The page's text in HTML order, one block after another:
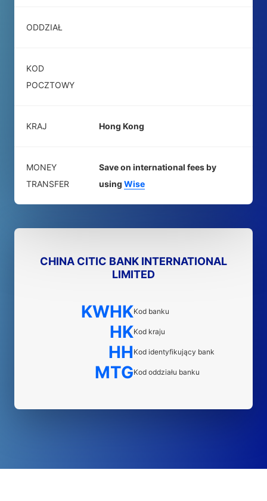
ODDZIAŁ
KOD
POCZTOWY
KRAJ Hong Kong
MONEY
TRANSFER
Save on international fees by
using Wise
CHINA CITIC BANK INTERNATIONAL
LIMITED
KWHKKod banku
HKKod kraju
HHKod identyfikujący bank
MTGKod oddziału banku